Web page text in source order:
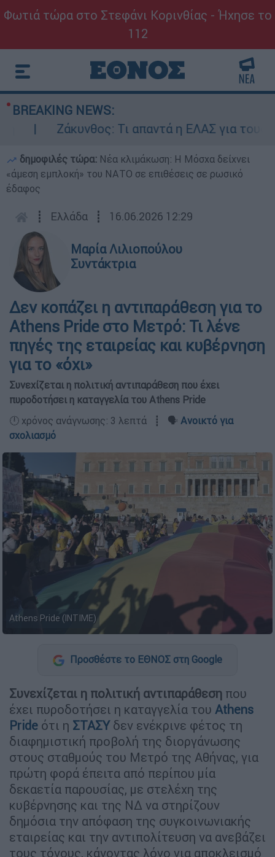
Φωτιά τώρα στο Στεφάνι Κορινθίας - Ήχησε το
112
BREAKING NEWS:
Ζάκυνθος: Τι απαντά η ΕΛΑΣ για τους 8
δημοφιλές τώρα: Νέα κλιμάκωση: Η Μόσχα δείχνει
«άμεση εμπλοκή» του ΝΑΤΟ σε επιθέσεις σε ρωσικό
έδαφος
┋ Ελλάδα ┋ 16.06.2026 12:29
Μαρία Λιλιοπούλου
Συντάκτρια
Δεν κοπάζει η αντιπαράθεση για το
Athens Pride στο Μετρό: Τι λένε
πηγές της εταιρείας και κυβέρνηση
για το «όχι»
Συνεχίζεται η πολιτική αντιπαράθεση που έχει
πυροδοτήσει η καταγγελία του Athens Pride
🕛 χρόνος ανάγνωσης: 3 λεπτά ┋ 🗣️ Ανοικτό για
σχολιασμό
Athens Pride (INTIME)
Προσθέστε το ΕΘΝΟΣ στη Google
Συνεχίζεται η πολιτική αντιπαράθεση που
έχει πυροδοτήσει η καταγγελία του Athens
Pride ότι η ΣΤΑΣΥ δεν ενέκρινε φέτος τη
διαφημιστική προβολή της διοργάνωσης
στους σταθμούς του Μετρό της Αθήνας, για
πρώτη φορά έπειτα από περίπου μία
δεκαετία παρουσίας, με στελέχη της
κυβέρνησης και της ΝΔ να στηρίζουν
δημόσια την απόφαση της συγκοινωνιακής
εταιρείας και την αντιπολίτευση να ανεβάζει
τους τόνους, κάνοντας λόγο για αποκλεισμό